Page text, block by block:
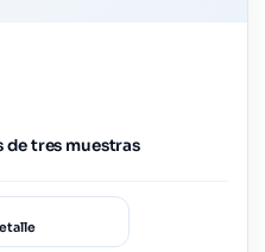
de tres muestras